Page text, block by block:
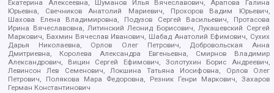
Екатерина Алексеевна, Шуманов Илья Вячеславович, Арапова Галина
Юрьевна, Свечников Анатолий Мариевич, Прохоров Вадим Юрьевич,
Шахова Елена Владимировна, Подузов Сергей Васильевич, Протасова
Ирина Вячеславовна, Литинский Леонид Борисович, Лукашевский Сергей
Маркович, Бахмин Вячеслав Иванович, Шабад Анатолий Ефимович, Сухих
Дарья Николаевна, Орлов Олег Петрович, Добровольская Анна
Дмитриевна, Королева Александра Евгеньевна, Смирнов Владимир
Александрович, Вицин Сергей Ефимович, Золотухин Борис Андреевич,
Левинсон Лев Семенович, Локшина Татьяна Иосифовна, Орлов Олег
Петрович, Полякова Мара Федоровна, Резник Генри Маркович, Захаров
Герман Константинович